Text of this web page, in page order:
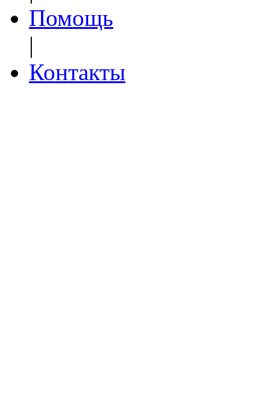
Помощь
|
Контакты